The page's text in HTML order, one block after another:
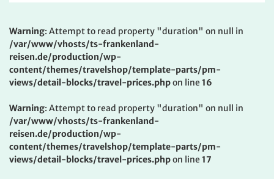
Warning: Attempt to read property "duration" on null in
/var/www/vhosts/ts-frankenland-
reisen.de/production/wp-
content/themes/travelshop/template-parts/pm-
views/detail-blocks/travel-prices.phpon line 16
Warning: Attempt to read property "duration" on null in
/var/www/vhosts/ts-frankenland-
reisen.de/production/wp-
content/themes/travelshop/template-parts/pm-
views/detail-blocks/travel-prices.phpon line 17